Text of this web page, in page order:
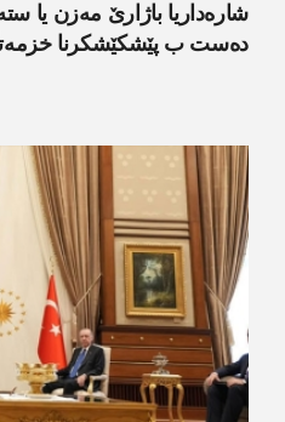
شارەداریا باژارێ مەزن یا
دەست ب پێشکێشکرنا